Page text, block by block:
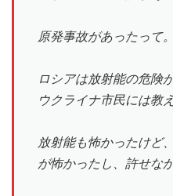
原発事故があったって。
ロシアは放射能の危険
ウクライナ市民には教
放射能も怖かったけど
が怖かったし、許せな